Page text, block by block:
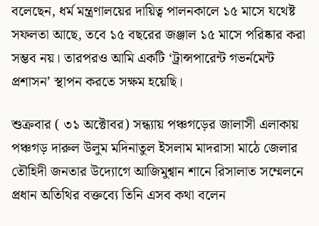
বলেছেন, ধর্ম মন্ত্রণালয়ের দায়িত্ব পালনকালে ১৫ মাসে যথেষ্ট
সফলতা আছে, তবে ১৫ বছরের জঞ্জাল ১৫ মাসে পরিষ্কার করা
সম্ভব নয়। তারপরও আমি একটি ‌‌‘ট্রা‌ন্সপারেন্ট গভর্নমেন্ট
প্রশাসন’ স্থাপন করতে সক্ষম হয়েছি।
শুক্রবার ( ৩১ অক্টোবর) সন্ধ্যায় পঞ্চগড়ের জালাসী এলাকায়
পঞ্চগড় দারুল উলুম মদিনাতুল ইসলাম মাদরাসা মাঠে জেলার
তৌহিদী জনতার উদ্যোগে আজিমুশ্বান শানে রিসালাত সম্মেলনে
প্রধান অতিথির বক্তব্যে তিনি এসব কথা বলেন